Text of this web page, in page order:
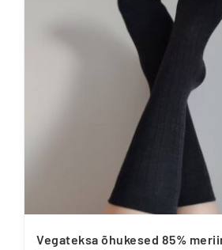
Vegateksa õhukesed 85%